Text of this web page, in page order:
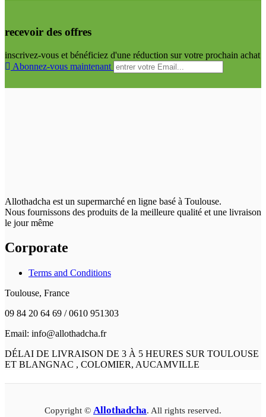
recevoir des offres
inscrivez-vous et bénéficiez d'une réduction sur votre prochain achat
Abonnez-vous maintenant
Allothadcha est un supermarché en ligne basé à Toulouse.
Nous fournissons des produits de la meilleure qualité et une livraison
le jour même
Corporate
Terms and Conditions
Toulouse, France
09 84 20 64 69 / 0610 951303
Email: info@allothadcha.fr
DÉLAI DE LIVRAISON DE 3 À 5 HEURES SUR TOULOUSE
ET BLANGNAC , COLOMIER, AUCAMVILLE
Copyright © Allothadcha. All rights reserved.